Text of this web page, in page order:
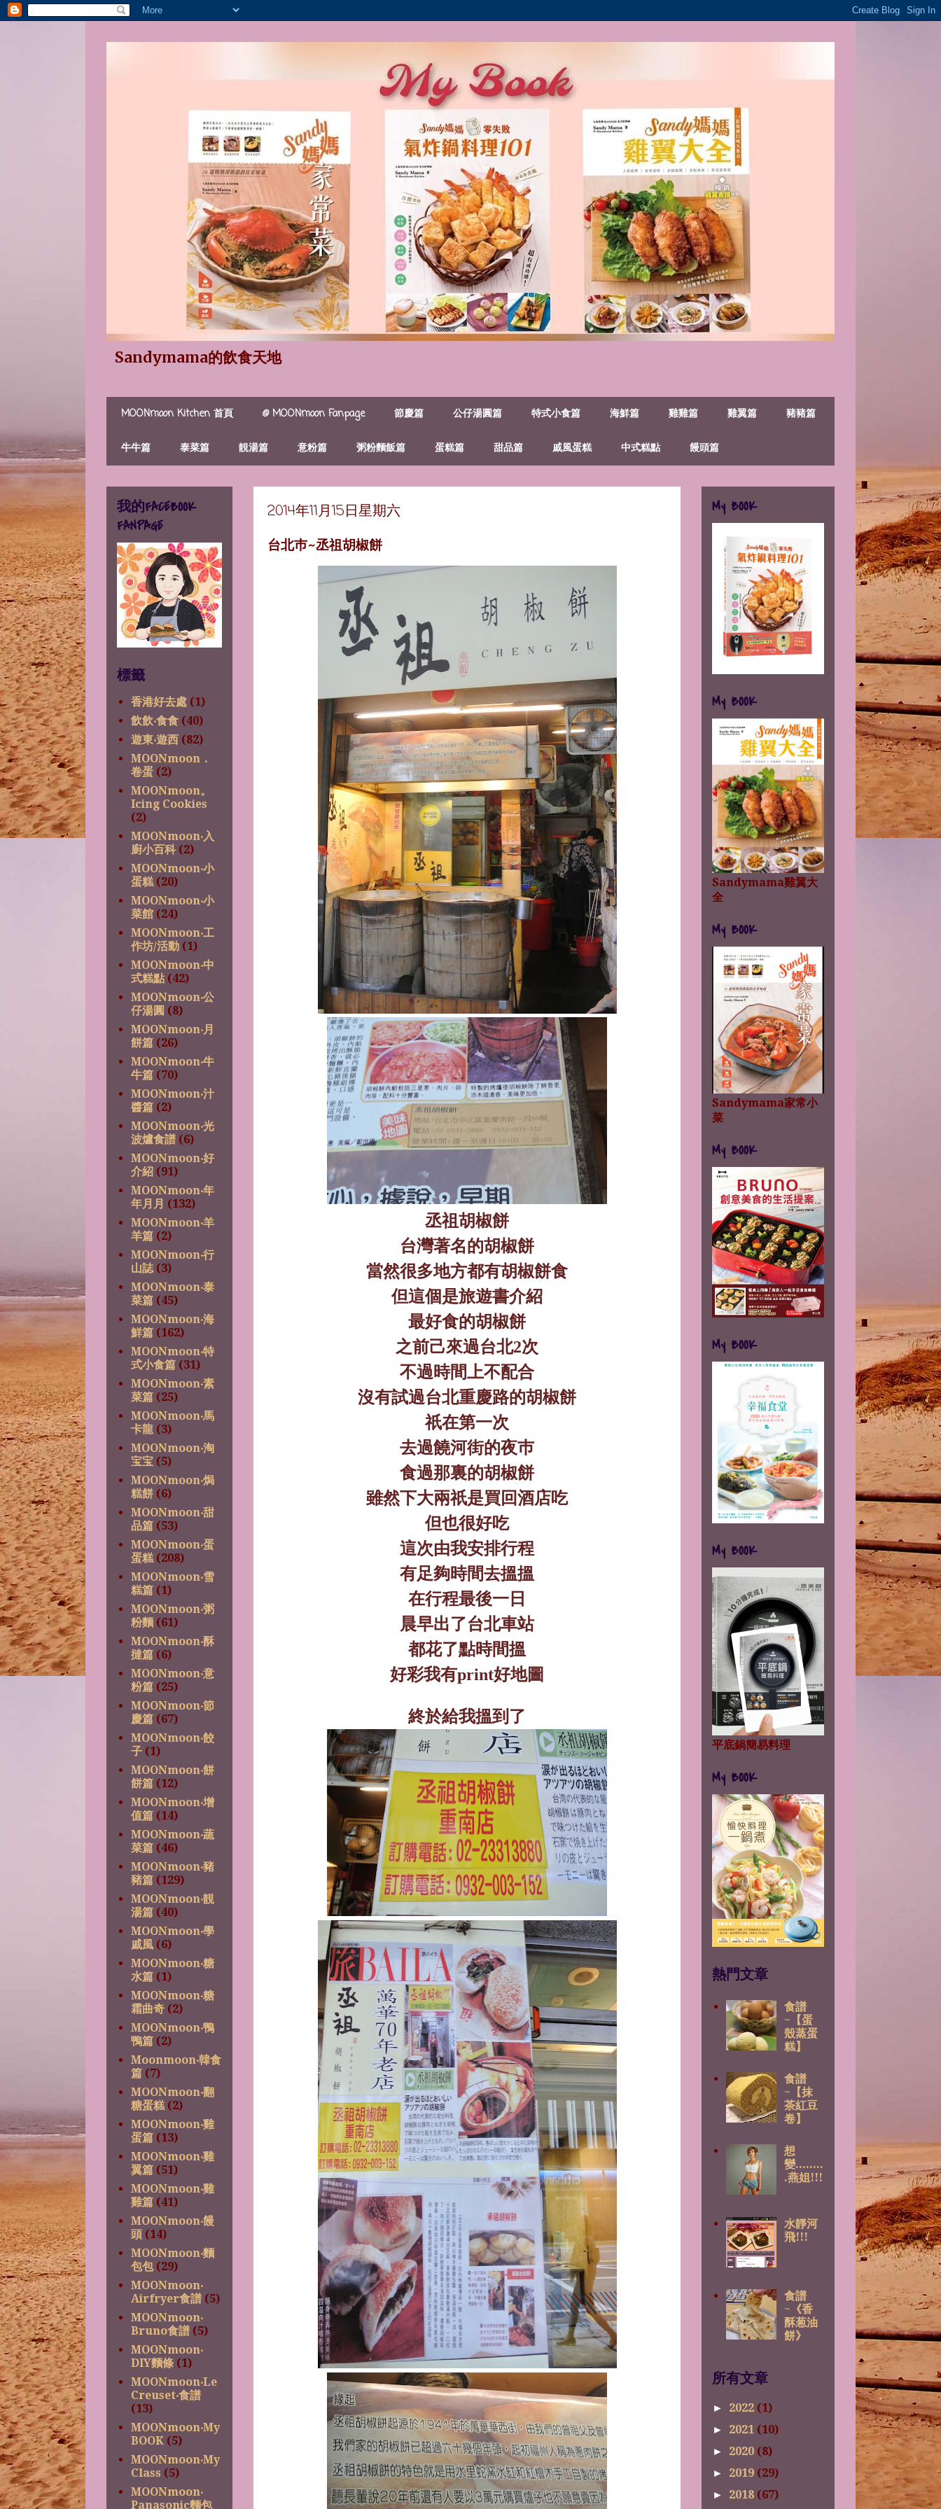
Sandymama的飲食天地
MOONmoon Kitchen 首頁 @ MOONmoon Fanpage 節慶篇 公仔湯圓篇 特式小食篇 海鮮篇 雞雞篇 雞翼篇 豬豬篇
牛牛篇 泰菜篇 靚湯篇 意粉篇 粥粉麵飯篇 蛋糕篇 甜品篇 戚風蛋糕 中式糕點 饅頭篇
2014年11月15日星期六
台北巿~丞祖胡椒餅
丞祖胡椒餅
台灣著名的胡椒餅
當然很多地方都有胡椒餅食
但這個是旅遊書介紹
最好食的胡椒餅
之前己來過台北2次
不過時間上不配合
沒有試過台北重慶路的胡椒餅
祇在第一次
去過饒河街的夜巿
食過那裏的胡椒餅
雖然下大兩祇是買回酒店吃
但也很好吃
這次由我安排行程
有足夠時間去搵搵
在行程最後一日
晨早出了台北車站
都花了點時間搵
好彩我有print好地圖
終於給我搵到了
我的FACEBOOK
FANPAGE
標籤
香港好去處 (1)
飲飲‧食食 (40)
遊東‧遊西 (82)
MOONmoon．
卷蛋 (2)
MOONmoon。
Icing Cookies
(2)
MOONmoon‧入
廚小百科 (2)
MOONmoon‧小
蛋糕 (20)
MOONmoon‧小
菜館 (24)
MOONmoon‧工
作坊/活動 (1)
MOONmoon‧中
式糕點 (42)
MOONmoon‧公
仔湯圓 (8)
MOONmoon‧月
餅篇 (26)
MOONmoon‧牛
牛篇 (70)
MOONmoon‧汁
醬篇 (2)
MOONmoon‧光
波爐食譜 (6)
MOONmoon‧好
介紹 (91)
MOONmoon‧年
年月月 (132)
MOONmoon‧羊
羊篇 (2)
MOONmoon‧行
山誌 (3)
MOONmoon‧泰
菜篇 (45)
MOONmoon‧海
鮮篇 (162)
MOONmoon‧特
式小食篇 (31)
MOONmoon‧素
菜篇 (25)
MOONmoon‧馬
卡龍 (3)
MOONmoon‧淘
宝宝 (5)
MOONmoon‧焗
糕餅 (6)
MOONmoon‧甜
品篇 (53)
MOONmoon‧蛋
蛋糕 (208)
MOONmoon‧雪
糕篇 (1)
MOONmoon‧粥
粉麵 (61)
MOONmoon‧酥
撻篇 (6)
MOONmoon‧意
粉篇 (25)
MOONmoon‧節
慶篇 (67)
MOONmoon‧餃
子 (1)
MOONmoon‧餅
餅篇 (12)
MOONmoon‧增
值篇 (14)
MOONmoon‧蔬
菜篇 (46)
MOONmoon‧豬
豬篇 (129)
MOONmoon‧靚
湯篇 (40)
MOONmoon‧學
戚風 (6)
MOONmoon‧糖
水篇 (1)
MOONmoon‧糖
霜曲奇 (2)
MOONmoon‧鴨
鴨篇 (2)
Moonmoon‧韓食
篇 (7)
MOONmoon‧翻
糖蛋糕 (2)
MOONmoon‧雞
蛋篇 (13)
MOONmoon‧雞
翼篇 (51)
MOONmoon‧雞
雞篇 (41)
MOONmoon‧饅
頭 (14)
MOONmoon‧麵
包包 (29)
MOONmoon‧
Airfryer食譜 (5)
MOONmoon‧
Bruno食譜 (5)
MOONmoon‧
DIY麵條 (1)
MOONmoon‧Le
Creuset‧食譜
(13)
MOONmoon‧My
BOOK (5)
MOONmoon‧My
Class (5)
MOONmoon‧
Panasonic麵包
My BOOK
My BOOK
Sandymama雞翼大
全
My BOOK
Sandymama家常小
菜
My BOOK
My BOOK
My BOOK
平底鍋簡易料理
My BOOK
熱門文章
食譜
~【蛋
殼蒸蛋
糕】
食譜
~【抹
茶紅豆
卷】
想
變........
.燕姐!!!
水靜河
飛!!!
食譜
~《香
酥葱油
餅》
所有文章
► 2022 (1)
► 2021 (10)
► 2020 (8)
► 2019 (29)
► 2018 (67)